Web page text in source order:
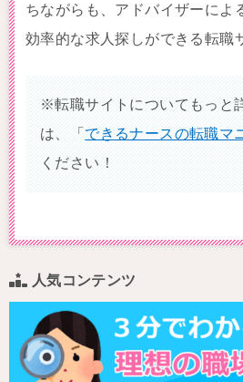
ちながらも、アドバイザーによ
効率的な求人探しができる転職
※転職サイトについてもっと
は、「できるナースの転職マ
ください！
人気コンテンツ